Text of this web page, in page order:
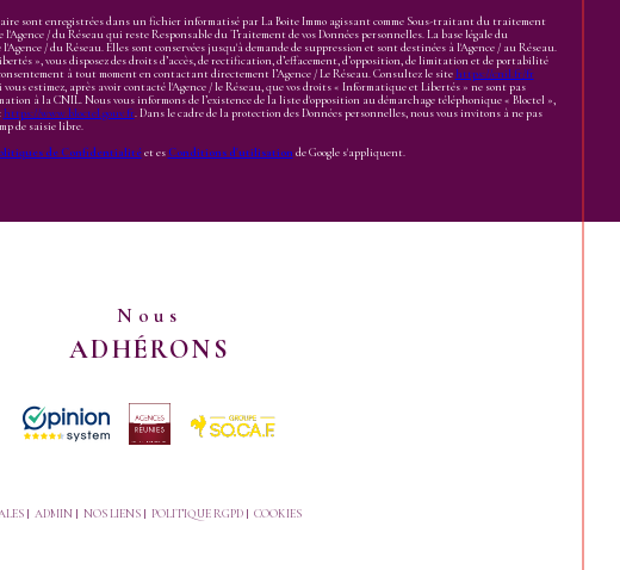
sont enregistrées dans un fichier informatisé par La Boite Immo agissant comme Sous-traitant du traitement
/ du Réseau qui reste Responsable du Traitement de vos Données personnelles. La base légale du
/ du Réseau. Elles sont conservées jusqu'à demande de suppression et sont destinées à l'Agence / au Réseau.
», vous disposez des droits d’accès, de rectification, d’effacement, d’opposition, de limitation et de portabilité
à tout moment en contactant directement l’Agence / Le Réseau. Consultez le site https://cnil.fr/fr
estimez, après avoir contacté l'Agence / le Réseau, que vos droits « Informatique et Libertés » ne sont pas
à la CNIL. Nous vous informons de l’existence de la liste d'opposition au démarchage téléphonique « Bloctel »,
https://www.bloctel.gouv.fr. Dans le cadre de la protection des Données personnelles, nous vous invitons à ne pas
de saisie libre.
de Confidentialitéet es Conditions d'utilisation de Google s'appliquent.
Nous
ADHÉRONS
ADMIN NOS LIENS POLITIQUE RGPD COOKIES